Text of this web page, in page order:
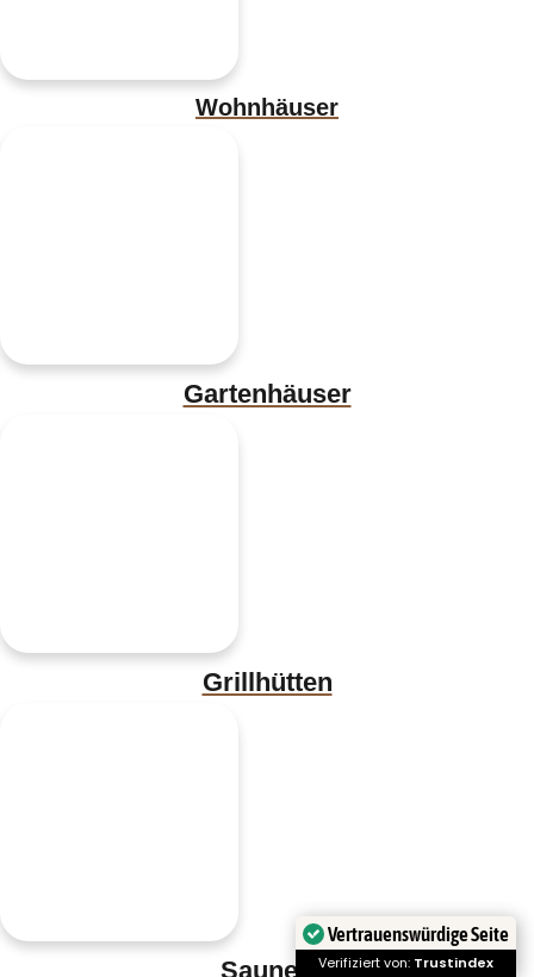
Wohnhäuser
Gartenhäuser
Grillhütten
Saunen
Vertrauenswürdige Seite
Verifiziert von: Trustindex